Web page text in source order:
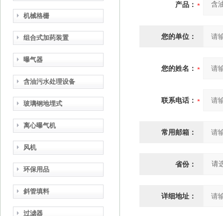
机械格栅
组合式加药装置
曝气器
含油污水处理设备
玻璃钢地埋式
离心曝气机
风机
环保用品
斜管填料
过滤器
产品：
您的单位：
您的姓名：
联系电话：
常用邮箱：
省份：
详细地址：